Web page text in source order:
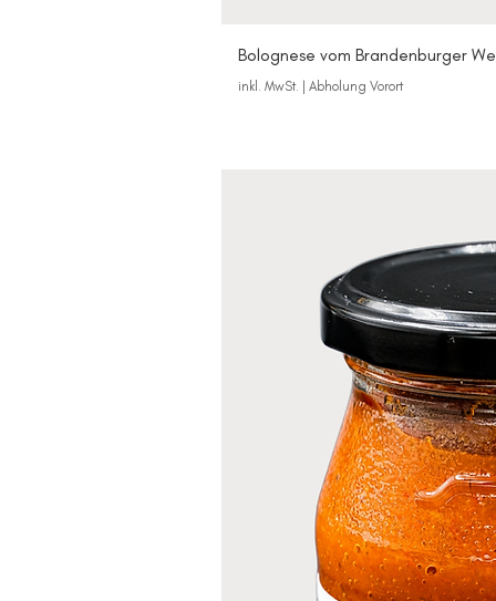
Bolognese vom Brandenburger
inkl. MwSt. Abholung Vorort